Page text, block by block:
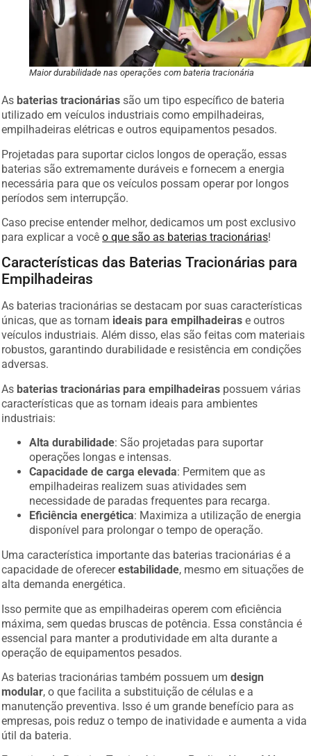
Maior durabilidade nas operações com bateria tracionária
As baterias tracionárias são um tipo específico de bateria
utilizado em veículos industriais como empilhadeiras,
empilhadeiras elétricas e outros equipamentos pesados.
Projetadas para suportar ciclos longos de operação, essas
baterias são extremamente duráveis e fornecem a energia
necessária para que os veículos possam operar por longos
períodos sem interrupção.
Caso precise entender melhor, dedicamos um post exclusivo
para explicar a vocêo que são as baterias tracionárias!
Características das Baterias Tracionárias para
Empilhadeiras
As baterias tracionárias se destacam por suas características
únicas, que as tornam ideais para empilhadeiras e outros
veículos industriais. Além disso, elas são feitas com materiais
robustos, garantindo durabilidade e resistência em condições
adversas.
As baterias tracionárias para empilhadeiras possuem várias
características que as tornam ideais para ambientes
industriais:
Alta durabilidade: São projetadas para suportar
operações longas e intensas.
Capacidade de carga elevada: Permitem que as
empilhadeiras realizem suas atividades sem
necessidade de paradas frequentes para recarga.
Eficiência energética: Maximiza a utilização de energia
disponível para prolongar o tempo de operação.
Uma característica importante das baterias tracionárias é a
capacidade de oferecerestabilidade, mesmo em situações de
alta demanda energética.
Isso permite que as empilhadeiras operem com eficiência
máxima, sem quedas bruscas de potência. Essa constância é
essencial para manter a produtividade em alta durante a
operação de equipamentos pesados.
As baterias tracionárias também possuem umdesign
modular, o que facilita a substituição de células e a
manutenção preventiva. Isso é um grande benefício para as
empresas, pois reduz o tempo de inatividade e aumenta a vida
útil da bateria.